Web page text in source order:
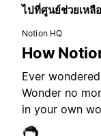
ไปที่ศูนย์ช่วยเหลือ
Notion HQ
How
Ever
Wonder no
in your own